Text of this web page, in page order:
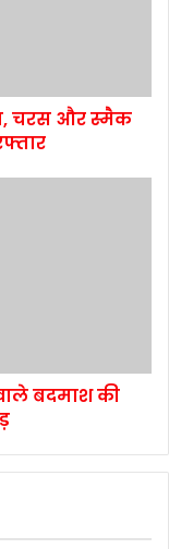
चरस और स्मैक
बदमाश की